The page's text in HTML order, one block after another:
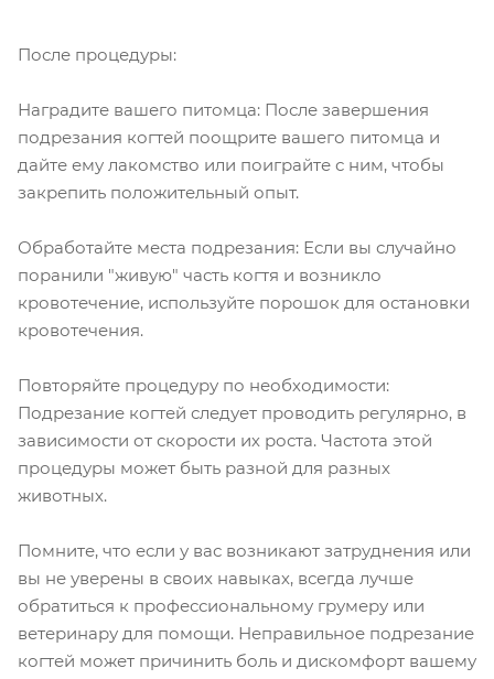
После процедуры:
Наградите вашего питомца: После завершения
подрезания когтей поощрите вашего питомца и
дайте ему лакомство или поиграйте с ним, чтобы
закрепить положительный опыт.
Обработайте места подрезания: Если вы случайно
поранили "живую" часть когтя и возникло
кровотечение, используйте порошок для остановки
кровотечения.
Повторяйте процедуру по необходимости:
Подрезание когтей следует проводить регулярно, в
зависимости от скорости их роста. Частота этой
процедуры может быть разной для разных
животных.
Помните, что если у вас возникают затруднения или
вы не уверены в своих навыках, всегда лучше
обратиться к профессиональному грумеру или
ветеринару для помощи. Неправильное подрезание
когтей может причинить боль и дискомфорт вашему